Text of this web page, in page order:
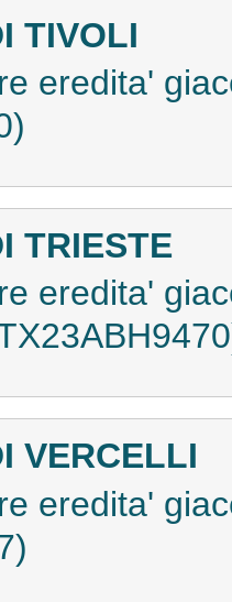
TIVOLI
eredita'
TRIESTE
eredita'
VERCELLI
eredita'